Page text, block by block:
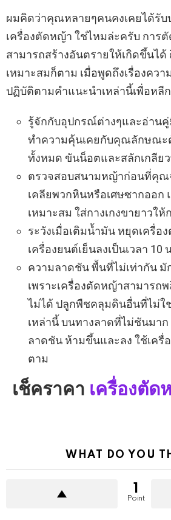
ผมคิดว่าคุณหลายๆคนคงเคยได้รับ
เครื่องตัดหญ้า ใช่ไหมล่ะครับ การ
สามารถสร้างอันตรายให้เกิดขึ้นได้
เหมาะสมก็ตาม เมื่อพูดถึงเรื่องคว
ปฏิบัติตามคำแนะนำเหล่านี้เพื่อหลีก
รู้จักกับอุปกรณ์ต่างๆและอ่านคู่
ทำความคุ้นเคยกับคุณลักษณะ
ทั้งหมด ขันน็อตและสลักเกลีย
ตรวจสอบสนามหญ้าก่อนที่คุ
เคลียพวกหินหรือเศษซากออก
เหมาะสม ใส่กางเกงขายาวให้
ระวังเมื่อเติมน้ำมัน หยุดเครื่
เครื่องยนต์เย็นลงเป็นเวลา
ความลาดชัน พื้นที่ไม่เท่ากัน มั
เพราะเครื่องตัดหญ้าสามารถ
ไม่ได้ ปลูกพืชคลุมดินอื่นที่ไม่
เหล่านี้ บนทางลาดที่ไม่ชันมา
ลาดชัน ห้ามขึ้นและลง ใช้เครื่
ตาม
เช็คราคา เครื่องตัด
WHAT DO YOU
1
Point